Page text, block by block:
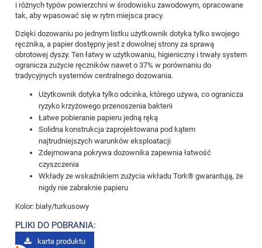
i różnych typów powierzchni w środowisku zawodowym, opracowane
tak, aby wpasować się w rytm miejsca pracy.
Dzięki dozowaniu po jednym listku użytkownik dotyka tylko swojego
ręcznika, a papier dostępny jest z dowolnej strony za sprawą
obrotowej dyszy. Ten łatwy w użytkowaniu, higieniczny i trwały system
ogranicza zużycie ręczników nawet o 37% w porównaniu do
tradycyjnych systemów centralnego dozowania.
Użytkownik dotyka tylko odcinka, którego używa, co ogranicza
ryzyko krzyżowego przenoszenia bakterii
Łatwe pobieranie papieru jedną ręką
Solidna konstrukcja zaprojektowana pod kątem
najtrudniejszych warunków eksploatacji
Zdejmowana pokrywa dozownika zapewnia łatwość
czyszczenia
Wkłady ze wskaźnikiem zużycia wkładu Tork® gwarantują, że
nigdy nie zabraknie papieru
Kolor: biały/turkusowy
PLIKI DO POBRANIA:
karta produktu